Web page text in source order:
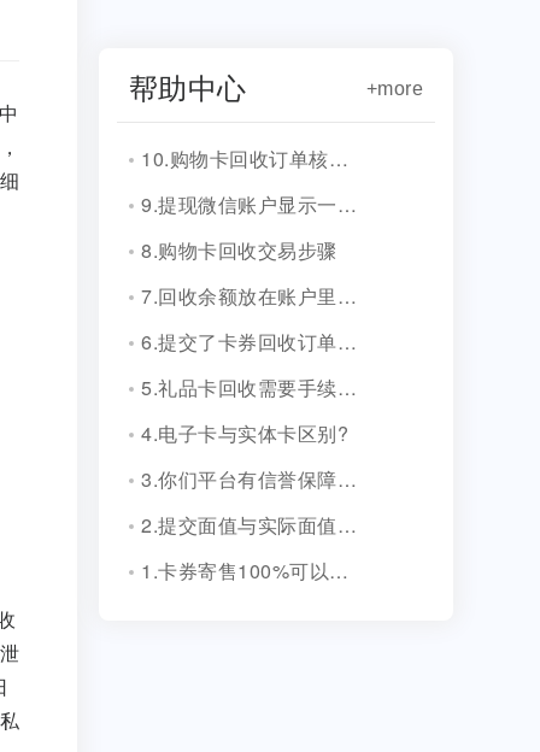
帮助中心 +more
10.购物卡回收订单核销会有消息通知吗？
9.提现微信账户显示一串字符是什么？
8.购物卡回收交易步骤
7.回收余额放在账户里安全吗？
6.提交了卡券回收订单，多久到账？
5.礼品卡回收需要手续费吗?
4.电子卡与实体卡区别?
3.你们平台有信誉保障吗？
2.提交面值与实际面值不一致，怎么办？
1.卡券寄售100%可以成功吗？